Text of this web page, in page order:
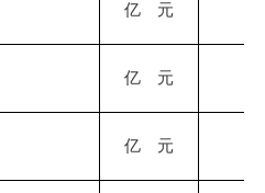
亿 元
亿 元
亿 元